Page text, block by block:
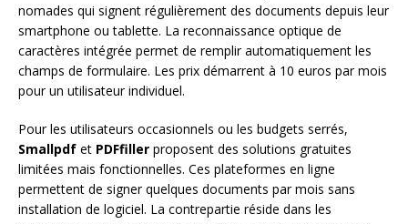
nomades qui signent régulièrement des documents depuis leur
smartphone ou tablette. La reconnaissance optique de
caractères intégrée permet de remplir automatiquement les
champs de formulaire. Les prix démarrent à 10 euros par mois
pour un utilisateur individuel.
Pour les utilisateurs occasionnels ou les budgets serrés,
Smallpdf et PDFfiller proposent des solutions gratuites
limitées mais fonctionnelles. Ces plateformes en ligne
permettent de signer quelques documents par mois sans
installation de logiciel. La contrepartie réside dans les